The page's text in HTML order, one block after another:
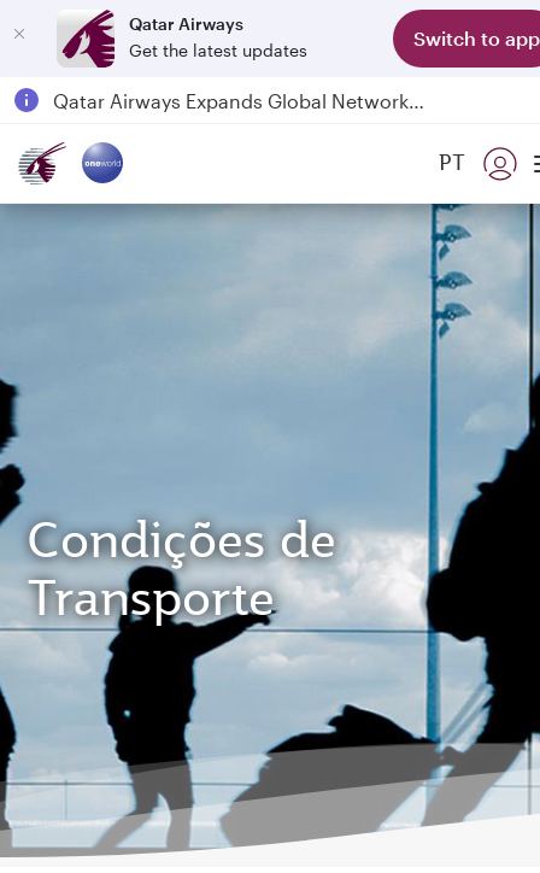
Qatar Airways
Get the latest updates
Switch to app
Qatar Airways Expands Global Network to over 160 Destinations
6 August 2026: Qatar Airways flight resumption to Bahrain (BAH), Erbil (EBL), and Kuwait (KWI)
PT
Condições de
Transporte